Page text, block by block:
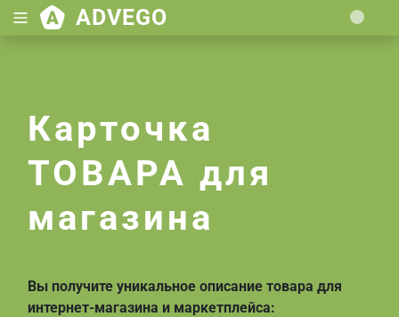
ADVEGO
Карточка
ТОВАРА для
магазина
Вы получите уникальное описание товара для
интернет-магазина и маркетплейса: